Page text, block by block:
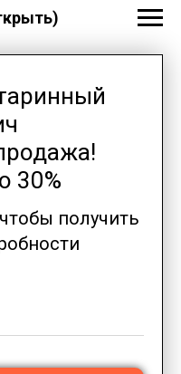
30%
получить